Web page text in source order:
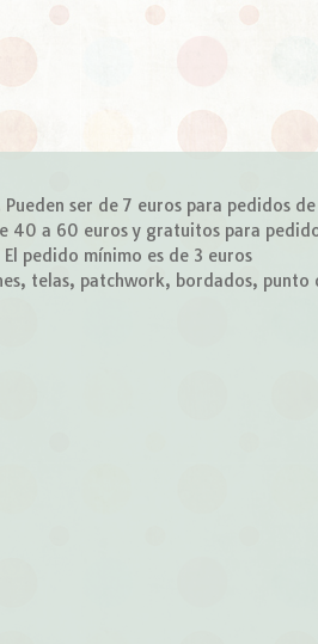
ser de 7 euros para pedidos
40 a 60 euros y gratuitos para
El pedido mínimo es de 3 euros
telas, patchwork, bordados,